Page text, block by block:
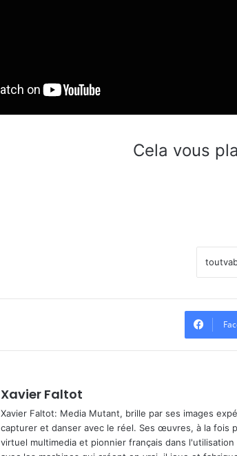
Cela vous
Xavier Faltot
Xavier Faltot: Media Mutant, brille par ses images
capturer et danser avec le réel. Ses œuvres, à la fois
virtuel multimedia et pionnier français dans